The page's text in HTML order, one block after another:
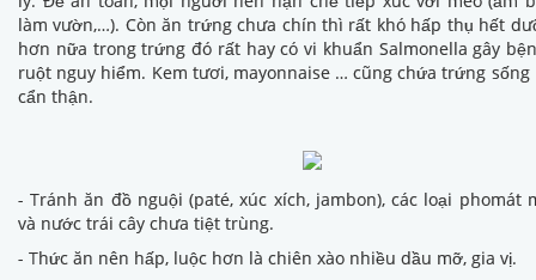
làm vườn,…). Còn ăn trứng chưa chín thì rất khó hấp thụ hết
hơn nữa trong trứng đó rất hay có vi khuẩn Salmonella gây
ruột nguy hiểm. Kem tươi, mayonnaise … cũng chứa trứng
cẩn thận.
- Tránh ăn đồ nguội (paté, xúc xích, jambon), các loại phomát
và nước trái cây chưa tiệt trùng.
- Thức ăn nên hấp, luộc hơn là chiên xào nhiều dầu mỡ, gia vị.